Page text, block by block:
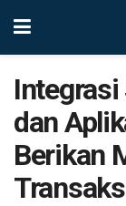
dan
Berikan